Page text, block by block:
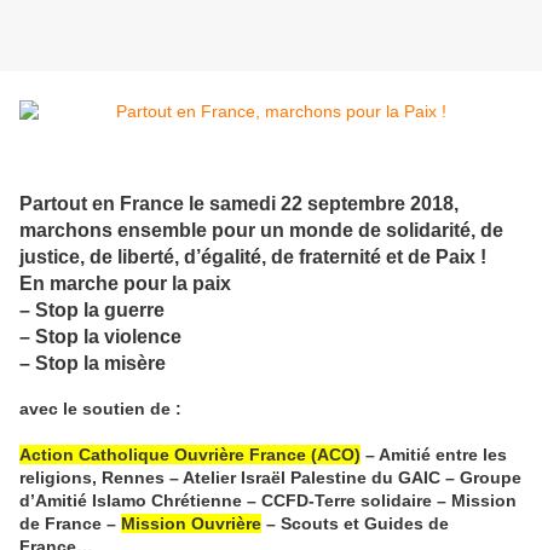
Partout en France le samedi 22 septembre 2018,
marchons ensemble pour un monde de solidarité, de
justice, de liberté, d’égalité, de fraternité et de Paix !
En marche pour la paix
– Stop la guerre
– Stop la violence
– Stop la misère
avec le soutien de :
Action Catholique Ouvrière France (ACO) – Amitié entre les
religions, Rennes – Atelier Israël Palestine du GAIC – Groupe
d’Amitié Islamo Chrétienne – CCFD-Terre solidaire – Mission
de France – Mission Ouvrière – Scouts et Guides de
France…